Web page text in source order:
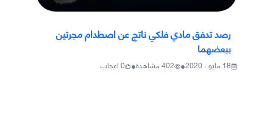
رصد تدفق مادي فلكي ناتج عن اصطدام مجرتين
ببعضهما
18 مايو ، 2020 •
402مشاهدة•
0اعجاب